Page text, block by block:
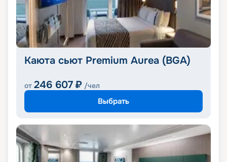
Каюта сьют Premium Aurea (BGA)
от 246 607 ₽ /чел
Выбрать